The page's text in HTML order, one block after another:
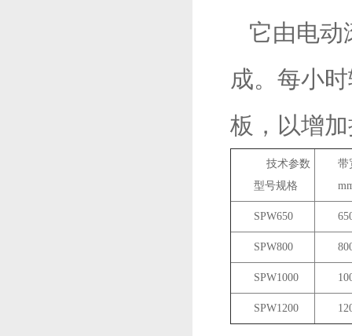
它由电动
成。每小
板，以增
技术参数
型号规格
带
SPW650
SPW800
SPW1000
SPW1200